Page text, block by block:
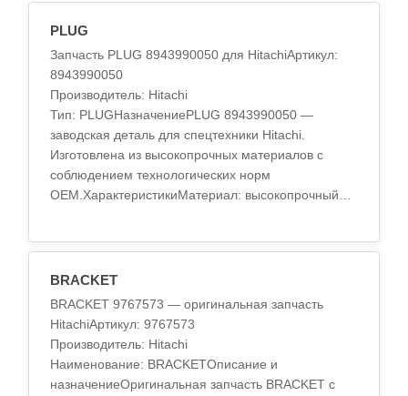
PLUG
Запчасть PLUG 8943990050 для HitachiАртикул:
8943990050
Производитель: Hitachi
Тип: PLUGНазначениеPLUG 8943990050 —
заводская деталь для спецтехники Hitachi.
Изготовлена из высокопрочных материалов с
соблюдением технологических норм
OEM.ХарактеристикиМатериал: высокопрочный
BRACKET
BRACKET 9767573 — оригинальная запчасть
HitachiАртикул: 9767573
Производитель: Hitachi
Наименование: BRACKETОписание и
назначениеОригинальная запчасть BRACKET с